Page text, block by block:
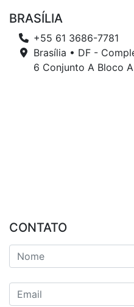
BRASÍLIA
+55 61 3686-7781
Brasília • DF -
6 Conjunto A Bloco
CONTATO